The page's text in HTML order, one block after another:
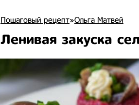
Пошаговый рецепт»Ольга Матвей
Ленивая закуска